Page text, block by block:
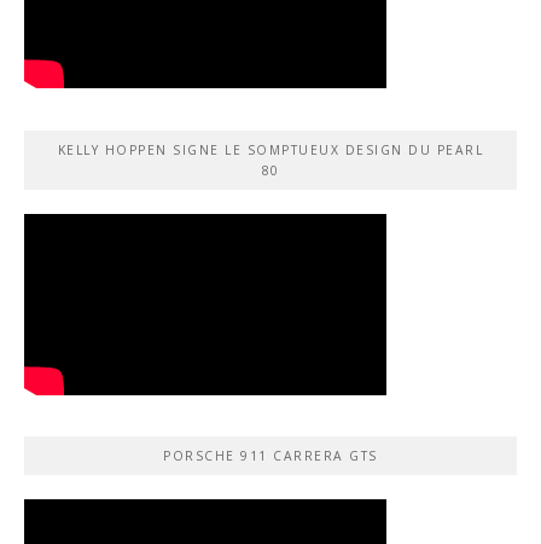
KELLY HOPPEN SIGNE LE SOMPTUEUX DESIGN DU PEARL
80
PORSCHE 911 CARRERA GTS